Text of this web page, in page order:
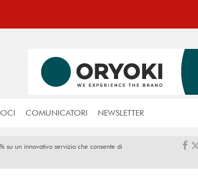
COMUNICATORI NEWSLETTER
su un innovativo servizio che consente di